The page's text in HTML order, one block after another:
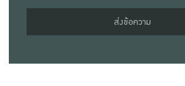
ส่งข้อความ